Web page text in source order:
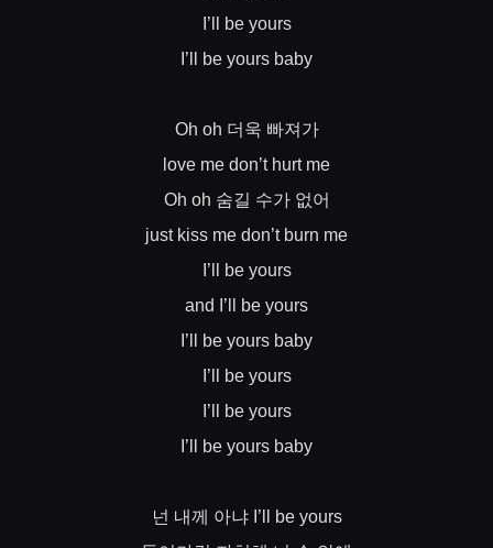
I’ll be yours
I’ll be yours baby
Oh oh 더욱 빠져가
love me don’t hurt me
Oh oh 숨길 수가 없어
just kiss me don’t burn me
I’ll be yours
and I’ll be yours
I’ll be yours baby
I’ll be yours
I’ll be yours
I’ll be yours baby
넌 내께 아냐I’ll be yours